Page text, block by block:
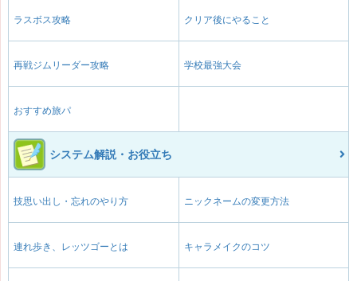
ラスボス攻略 クリア後にやること
再戦ジムリーダー攻略 学校最強大会
おすすめ旅パ
システム解説・お役立ち
技思い出し・忘れのやり方 ニックネームの変更方法
連れ歩き、レッツゴーとは キャラメイクのコツ